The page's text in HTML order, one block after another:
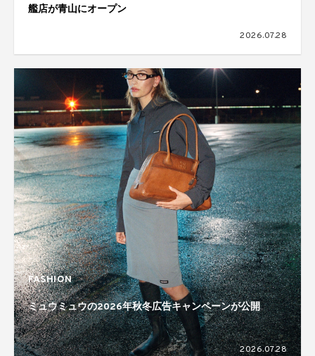
艦店が青山にオープン
2026.07.28
FASHION
ミュウミュウの2026年秋冬広告キャンペーンが公開
2026.07.28